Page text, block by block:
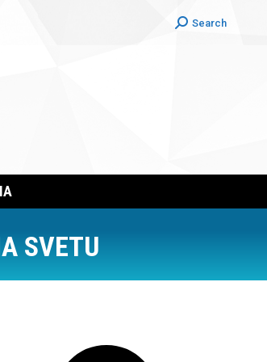
Search:
Search
SVETU